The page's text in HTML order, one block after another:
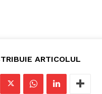
ARTICOLUL